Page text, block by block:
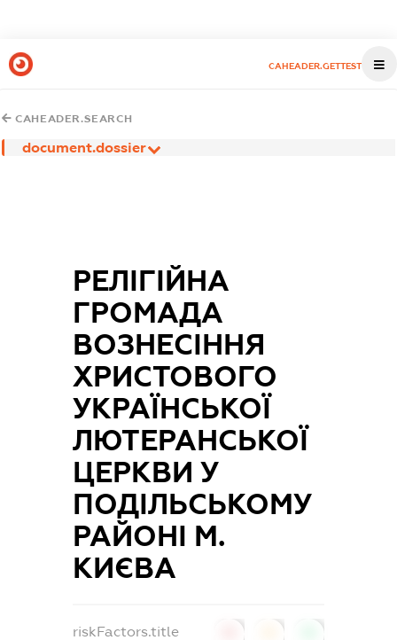
CAHEADER.GETTEST
CAHEADER.SEARCH
document.dossier
РЕЛІГІЙНА
ГРОМАДА
ВОЗНЕСІННЯ
ХРИСТОВОГО
УКРАЇНСЬКОЇ
ЛЮТЕРАНСЬКОЇ
ЦЕРКВИ У
ПОДІЛЬСЬКОМУ
РАЙОНІ М.
КИЄВА
riskFactors.title